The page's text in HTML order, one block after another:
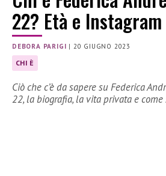
22? Età e Instagram
DEBORA PARIGI | 20 GIUGNO 2023
CHI È
Ciò che c’è da sapere su Federica
22, la biografia, la vita privata e